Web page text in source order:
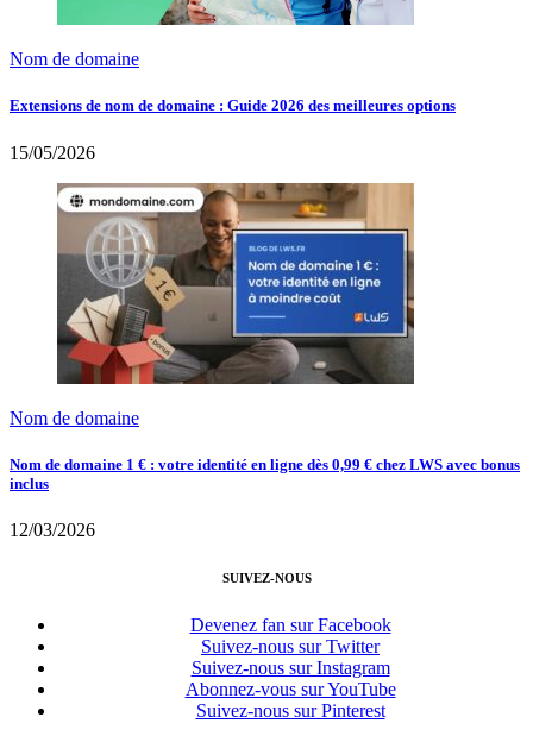
Nom de domaine
Extensions de nom de domaine : Guide 2026 des meilleures options
15/05/2026
Nom de domaine
Nom de domaine 1 € : votre identité en ligne dès 0,99 € chez LWS avec bonus
inclus
12/03/2026
SUIVEZ-NOUS
Devenez fan sur Facebook
Suivez-nous sur Twitter
Suivez-nous sur Instagram
Abonnez-vous sur YouTube
Suivez-nous sur Pinterest